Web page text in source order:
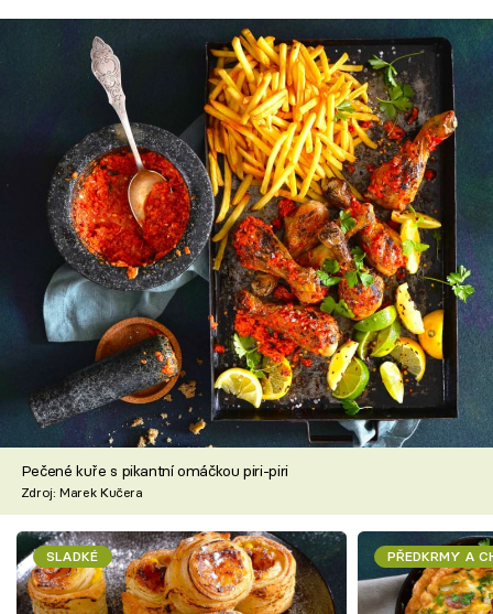
Pečené kuře s pikantní omáčkou piri-piri
Zdroj: Marek Kučera
SLADKÉ PŘEDKRMY A